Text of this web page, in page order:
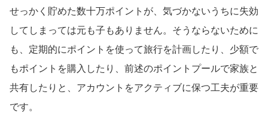
せっかく貯めた数十万ポイントが、気づかないうちに失効
してしまっては元も子もありません。そうならないために
も、定期的にポイントを使って旅行を計画したり、少額で
もポイントを購入したり、前述のポイントプールで家族と
共有したりと、アカウントをアクティブに保つ工夫が重要
です。